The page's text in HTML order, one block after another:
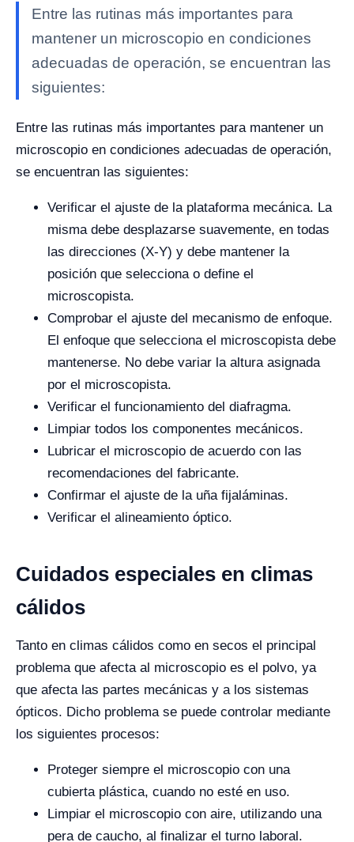
Entre las rutinas más importantes para
mantener un microscopio en condiciones
adecuadas de operación, se encuentran las
siguientes:
Entre las rutinas más importantes para mantener un
microscopio en condiciones adecuadas de operación,
se encuentran las siguientes:
Verificar el ajuste de la plataforma mecánica. La
misma debe desplazarse suavemente, en todas
las direcciones (X-Y) y debe mantener la
posición que selecciona o define el
microscopista.
Comprobar el ajuste del mecanismo de enfoque.
El enfoque que selecciona el microscopista debe
mantenerse. No debe variar la altura asignada
por el microscopista.
Verificar el funcionamiento del diafragma.
Limpiar todos los componentes mecánicos.
Lubricar el microscopio de acuerdo con las
recomendaciones del fabricante.
Confirmar el ajuste de la uña fijaláminas.
Verificar el alineamiento óptico.
Cuidados especiales en climas
cálidos
Tanto en climas cálidos como en secos el principal
problema que afecta al microscopio es el polvo, ya
que afecta las partes mecánicas y a los sistemas
ópticos. Dicho problema se puede controlar mediante
los siguientes procesos:
Proteger siempre el microscopio con una
cubierta plástica, cuando no esté en uso.
Limpiar el microscopio con aire, utilizando una
pera de caucho, al finalizar el turno laboral.